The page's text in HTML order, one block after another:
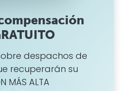
despachos de
recuperarán su
MÁS ALTA